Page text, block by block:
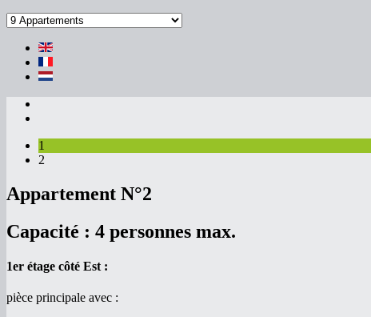
1
2
Appartement N°2
Capacité : 4 personnes max.
1er étage côté Est :
pièce principale avec :